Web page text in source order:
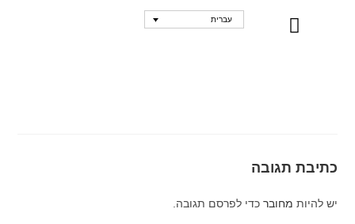
עברית
כתיבת תגובה
יש להיות מחובר כדי לפרסם תגובה.